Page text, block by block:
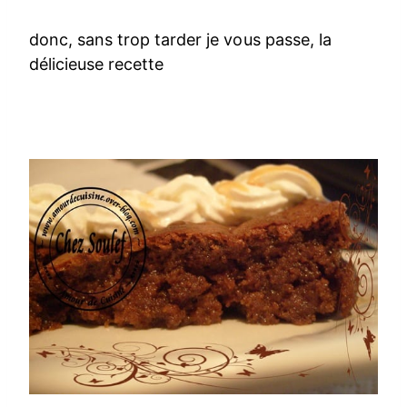
donc, sans trop tarder je vous passe, la
délicieuse recette